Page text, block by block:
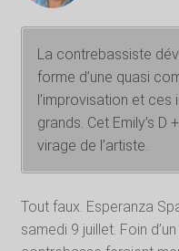
La contrebassiste
forme d’une quasi
l’improvisation et
grands. Cet Emily’s D
virage de l’artiste.
Tout faux. Esperanza
samedi 9 juillet. Foin